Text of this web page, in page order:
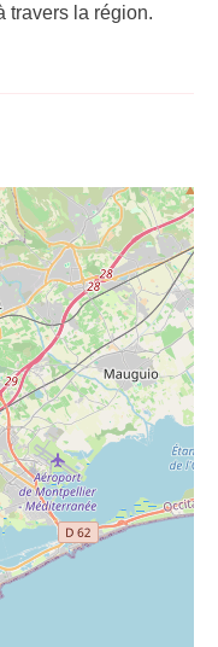
travers la région.